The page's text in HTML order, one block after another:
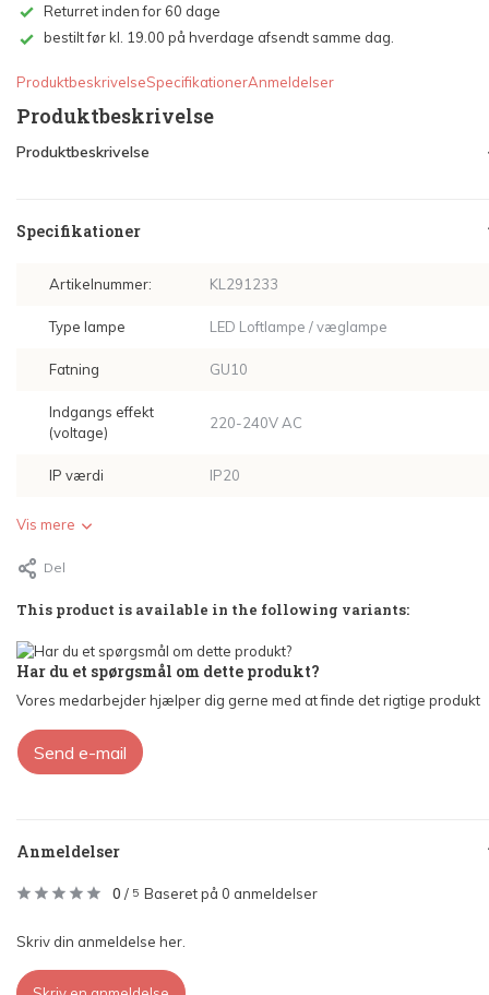
Returret inden for 60 dage
bestilt før kl. 19.00 på hverdage afsendt samme dag.
ProduktbeskrivelseSpecifikationerAnmeldelser
Produktbeskrivelse
Produktbeskrivelse
Specifikationer
Artikelnummer: KL291233
Type lampe LED Loftlampe / væglampe
Fatning GU10
Indgangs effekt
(voltage)
220-240V AC
IP værdi IP20
Vis mere
Del
This product is available in the following variants:
Har du et spørgsmål om dette produkt?
Vores medarbejder hjælper dig gerne med at finde det rigtige produkt
Send e-mail
Anmeldelser
0 / 5 Baseret på 0 anmeldelser
Skriv din anmeldelse her.